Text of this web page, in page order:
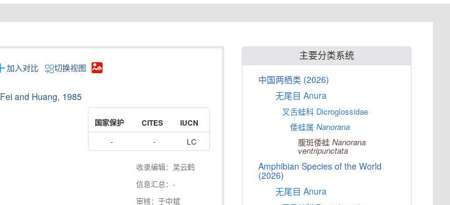
加入对比 切换视图
Fei and Huang, 1985
国家保护 CITES IUCN
- - LC
收录编辑：吴云鹤
信息汇总：-
审核：于中斌
主要分类系统
中国两栖类 (2026)
无尾目 Anura
叉舌蛙科 Dicroglossidae
倭蛙属Nanorana
腹斑倭蛙Nanorana
ventripunctata
Amphibian Species of the World
(2026)
无尾目 Anura